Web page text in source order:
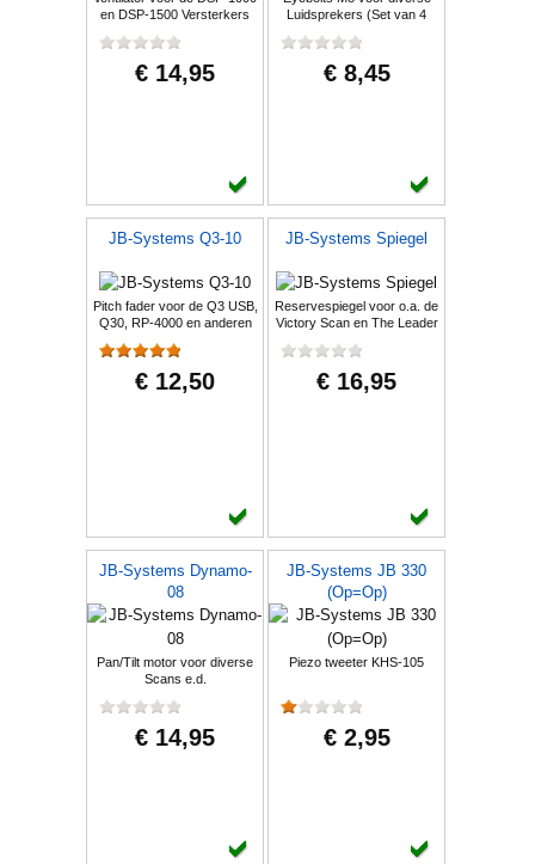
en DSP-1500 Versterkers
€ 14,95
Luidsprekers (Set van 4
€ 8,45
JB-Systems Q3-10
Pitch fader voor de Q3 USB,
Q30, RP-4000 en anderen
€ 12,50
JB-Systems Spiegel
Reservespiegel voor o.a. de
Victory Scan en The Leader
€ 16,95
JB-Systems Dynamo-
08
Pan/Tilt motor voor diverse
Scans e.d.
€ 14,95
JB-Systems JB 330
(Op=Op)
Piezo tweeter KHS-105
€ 2,95